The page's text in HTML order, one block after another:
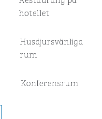
hotellet
Husdjursvänliga
rum
Konferensrum